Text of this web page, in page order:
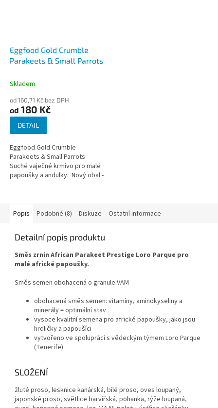
Eggfood Gold Crumble
Parakeets & Small Parrots
Skladem
od 160,71 Kč bez DPH
od 180 Kč
DETAIL
Eggfood Gold Crumble
Parakeets & Small Parrots
Suché vaječné krmivo pro malé
papoušky a andulky. Nový obal -
Popis Podobné (8) Diskuze Ostatní informace
Detailní popis produktu
Směs zrnin African Parakeet Prestige Loro Parque pro
malé africké papoušky.
Směs semen obohacená o granule VAM
obohacená směs semen: vitamíny, aminokyseliny a
minerály = optimální stav
vysoce kvalitní semena pro africké papoušky, jako jsou
hrdličky a papoušíci
vytvořeno ve spolupráci s vědeckým týmem Loro Parque
(Tenerife)
SLOŽENÍ
žluté proso, lesknice kanárská, bílé proso, oves loupaný,
japonské proso, světlice barvířská, pohanka, rýže loupaná,